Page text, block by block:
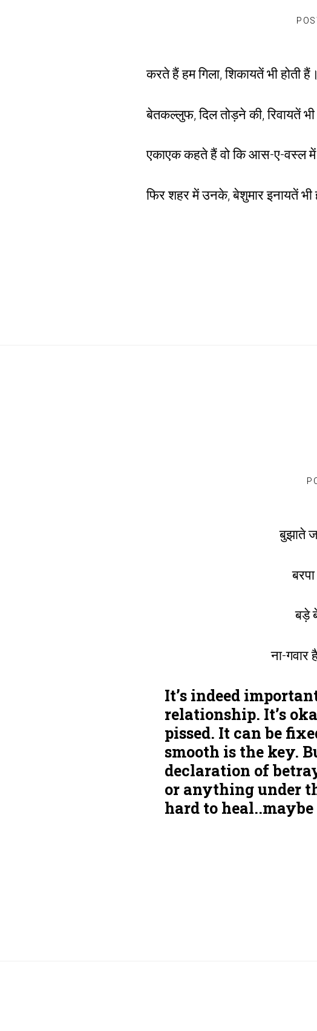
करते हैं हम गिला, शिकायतें भी होती हैं।
बेतकल्लुफ, दिल तोड़ने की, रिवायतें भी
एकाएक कहते हैं वो कि आस-ए-वस्ल
फिर शहर में उनके, बेशुमार इनायतें भी
बुझाते
बड़े
ना-गवार
It’s indeed
relationship. It’s
pissed. It can be
smooth is the key.
declaration of
or anything under
hard to